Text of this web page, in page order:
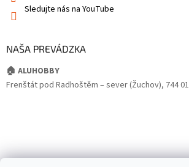
Sledujte nás na YouTube
NAŠA PREVÁDZKA
🏠 ALUHOBBY
Frenštát pod Radhoštěm – sever (Žuchov), 744 01